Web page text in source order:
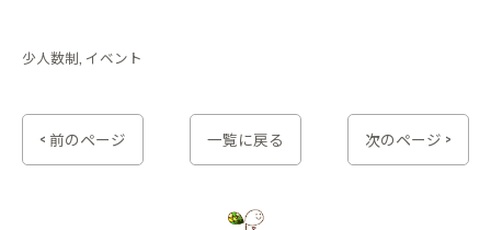
少人数制 イベント
< 前のページ 一覧に戻る 次のページ >